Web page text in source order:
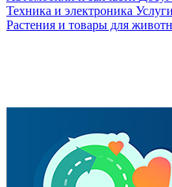
Техника и электроника Услуги
Растения и товары для